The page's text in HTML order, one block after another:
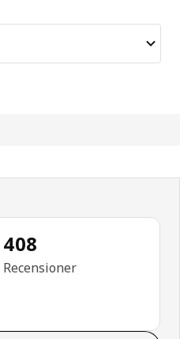
utav 5 stjärnor. Totalt antal
408
Recensioner